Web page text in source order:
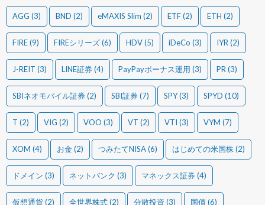
AGG (3) BND (2) eMAXIS Slim (2) ETF(2) ETH (2)
FIRE(9) FIREシリーズ(6) HDV(5) iDeCo (3) IYR (2)
J-REIT (3) LINE証券(4) PayPayボーナス運用 (3) PR (3)
SBIネオモバイル証券(2) SBI証券(7) SPY(3) SPYD (10)
T (2) VIG (2) VOO (3) VT (2) VTI (3) VYM (7)
XOM (4) お金(2) つみたてNISA(6) はじめての米国株(2)
ドメイン (3) ネットバンク (3) マネックス証券(4)
仮想通貨(2) 全世界株式(2) 分散投資 (3) 国債(6)